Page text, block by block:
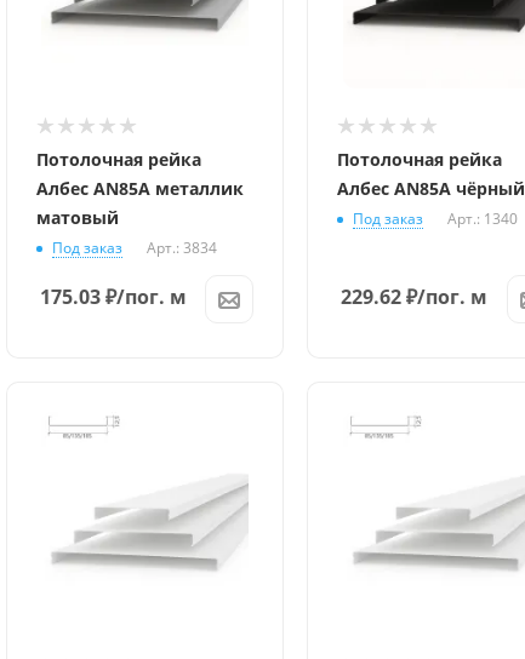
Потолочная рейка
Албес AN85A металлик
матовый
Под заказ Арт.: 3834
175.03₽/пог. м
Потолочная рейка
Албес AN85A чёрный
Под заказ Арт.: 1340
229.62₽/пог. м